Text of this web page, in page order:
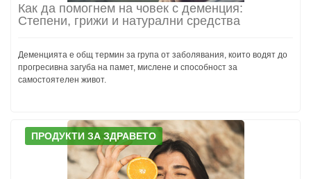
Как да помогнем на човек с деменция:
Степени, грижи и натурални средства
Деменцията е общ термин за група от заболявания, които водят до
прогресивна загуба на памет, мислене и способност за
самостоятелен живот.
ПРОДУКТИ ЗА ЗДРАВЕТО